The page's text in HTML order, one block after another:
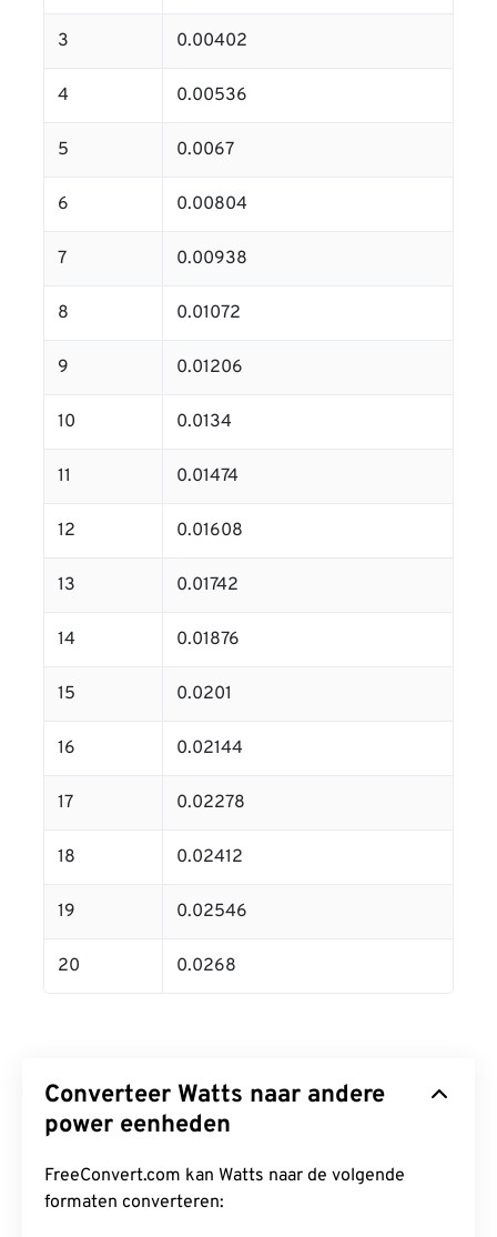
3 0.00402
4 0.00536
5 0.0067
6 0.00804
7 0.00938
8 0.01072
9 0.01206
10 0.0134
11 0.01474
12 0.01608
13 0.01742
14 0.01876
15 0.0201
16 0.02144
17 0.02278
18 0.02412
19 0.02546
20 0.0268
Converteer Watts naar andere
power eenheden
FreeConvert.com kan Watts naar de volgende
formaten converteren: